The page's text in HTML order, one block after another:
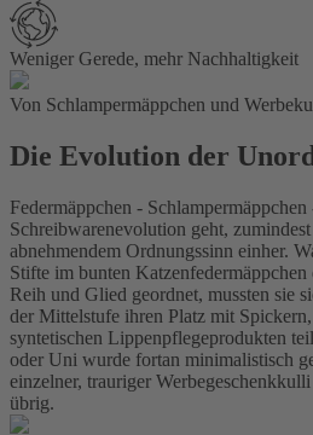
Weniger Gerede, mehr Nachhaltigkeit
Von Schlampermäppchen und
Die Evolution der
Federmäppchen -
Schreibwarenevolution geht,
abnehmendem Ordnungssinn einher.
Stifte im bunten Katzenfedermäppchen
Reih und Glied geordnet, mussten sie
der Mittelstufe ihren Platz mit
syntetischen Lippenpflegeprodukten
oder Uni wurde fortan minimalistisch
einzelner, trauriger
übrig.